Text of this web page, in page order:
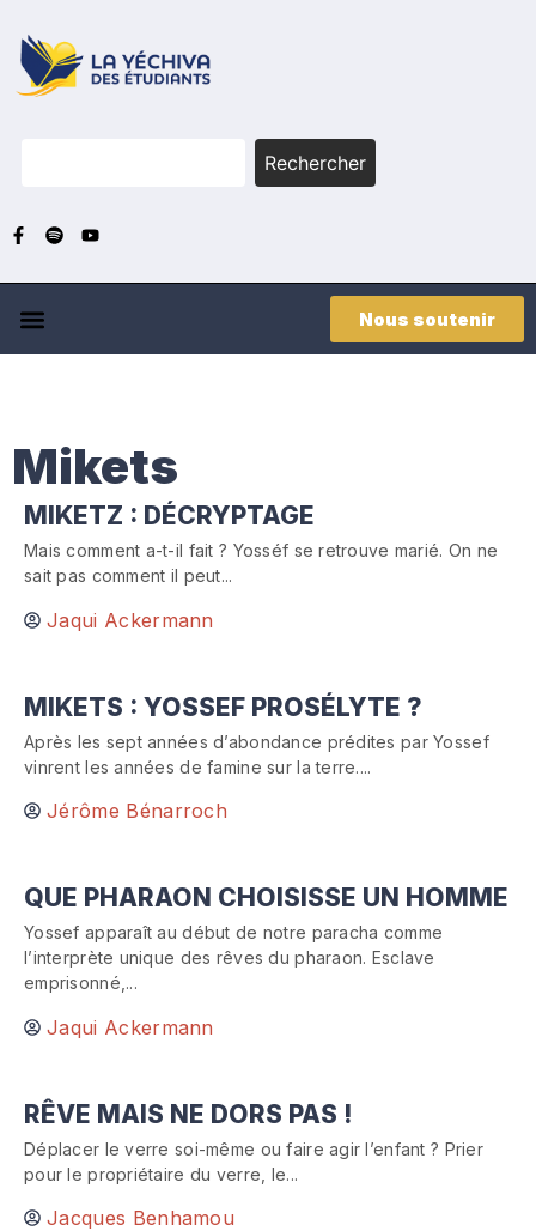
Rechercher
Nous soutenir
Mikets
MIKETZ : DÉCRYPTAGE
Mais comment a-t-il fait ? Yosséf se retrouve marié. On ne
sait pas comment il peut...
Jaqui Ackermann
MIKETS : YOSSEF PROSÉLYTE ?
Après les sept années d’abondance prédites par Yossef
vinrent les années de famine sur la terre....
Jérôme Bénarroch
QUE PHARAON CHOISISSE UN HOMME
Yossef apparaît au début de notre paracha comme
l’interprète unique des rêves du pharaon. Esclave
emprisonné,...
Jaqui Ackermann
RÊVE MAIS NE DORS PAS !
Déplacer le verre soi-même ou faire agir l’enfant ? Prier
pour le propriétaire du verre, le...
Jacques Benhamou